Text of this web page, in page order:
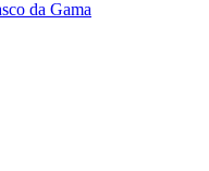
da Gama